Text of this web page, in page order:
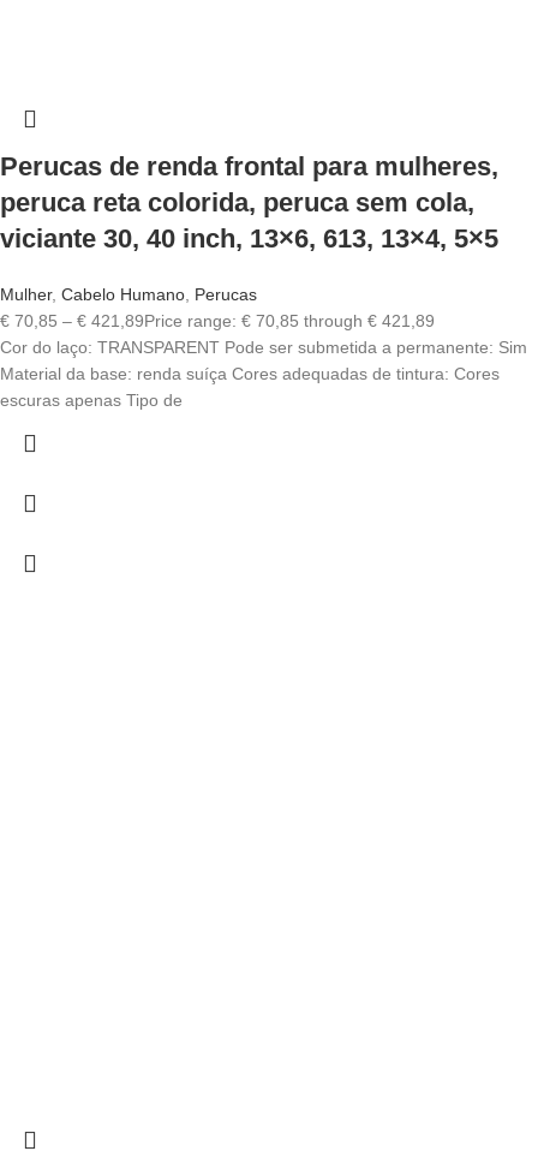
Perucas de renda frontal para mulheres,
peruca reta colorida, peruca sem cola,
viciante 30, 40 inch, 13×6, 613, 13×4, 5×5
Mulher, Cabelo Humano, Perucas
€ 70,85 – € 421,89Price range: € 70,85 through € 421,89
Cor do laço: TRANSPARENT Pode ser submetida a permanente: Sim
Material da base: renda suíça Cores adequadas de tintura: Cores
escuras apenas Tipo de